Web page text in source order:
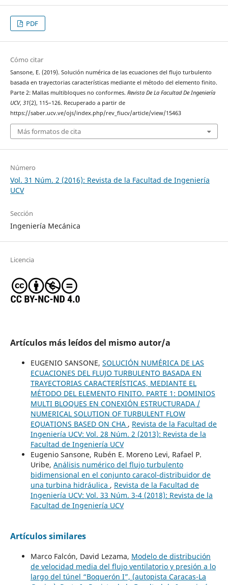
PDF
Cómo citar
Sansone, E. (2019). Solución numérica de las ecuaciones del flujo turbulento
basada en trayectorias características mediante el método del elemento finito.
Parte 2: Mallas multibloques no conformes. Revista De La Facultad De Ingeniería
UCV, 31(2), 115–126. Recuperado a partir de
https://saber.ucv.ve/ojs/index.php/rev_fiucv/article/view/15463
Más formatos de cita
Número
Vol. 31 Núm. 2 (2016): Revista de la Facultad de Ingeniería
UCV
Sección
Ingeniería Mecánica
Licencia
Artículos más leídos del mismo autor/a
EUGENIO SANSONE, SOLUCIÓN NUMÉRICA DE LAS
ECUACIONES DEL FLUJO TURBULENTO BASADA EN
TRAYECTORIAS CARACTERÍSTICAS, MEDIANTE EL
MÉTODO DEL ELEMENTO FINITO. PARTE 1: DOMINIOS
MULTI BLOQUES EN CONEXIÓN ESTRUCTURADA /
NUMERICAL SOLUTION OF TURBULENT FLOW
EQUATIONS BASED ON CHA , Revista de la Facultad de
Ingeniería UCV: Vol. 28 Núm. 2 (2013): Revista de la
Facultad de Ingeniería UCV
Eugenio Sansone, Rubén E. Moreno Levi, Rafael P.
Uribe, Análisis numérico del flujo turbulento
bidimensional en el conjunto caracol-distribuidor de
una turbina hidráulica , Revista de la Facultad de
Ingeniería UCV: Vol. 33 Núm. 3-4 (2018): Revista de la
Facultad de Ingeniería UCV
Artículos similares
Marco Falcón, David Lezama, Modelo de distribución
de velocidad media del flujo ventilatorio y presión a lo
largo del túnel “Boquerón I”, (autopista Caracas-La